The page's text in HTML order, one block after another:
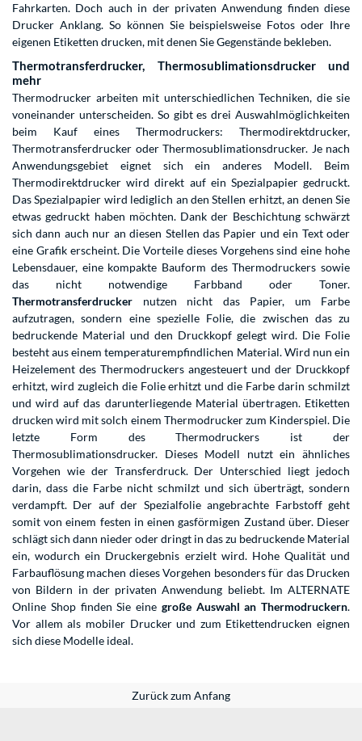
Fahrkarten. Doch auch in der privaten Anwendung finden diese
Drucker Anklang. So können Sie beispielsweise Fotos oder Ihre
eigenen Etiketten drucken, mit denen Sie Gegenstände bekleben.
Thermotransferdrucker, Thermosublimationsdrucker und
mehr
Thermodrucker arbeiten mit unterschiedlichen Techniken, die sie
voneinander unterscheiden. So gibt es drei Auswahlmöglichkeiten
beim Kauf eines Thermodruckers: Thermodirektdrucker,
Thermotransferdrucker oder Thermosublimationsdrucker. Je nach
Anwendungsgebiet eignet sich ein anderes Modell. Beim
Thermodirektdrucker wird direkt auf ein Spezialpapier gedruckt.
Das Spezialpapier wird lediglich an den Stellen erhitzt, an denen Sie
etwas gedruckt haben möchten. Dank der Beschichtung schwärzt
sich dann auch nur an diesen Stellen das Papier und ein Text oder
eine Grafik erscheint. Die Vorteile dieses Vorgehens sind eine hohe
Lebensdauer, eine kompakte Bauform des Thermodruckers sowie
das nicht notwendige Farbband oder Toner.
Thermotransferdrucker nutzen nicht das Papier, um Farbe
aufzutragen, sondern eine spezielle Folie, die zwischen das zu
bedruckende Material und den Druckkopf gelegt wird. Die Folie
besteht aus einem temperaturempfindlichen Material. Wird nun ein
Heizelement des Thermodruckers angesteuert und der Druckkopf
erhitzt, wird zugleich die Folie erhitzt und die Farbe darin schmilzt
und wird auf das darunterliegende Material übertragen. Etiketten
drucken wird mit solch einem Thermodrucker zum Kinderspiel. Die
letzte Form des Thermodruckers ist der
Thermosublimationsdrucker. Dieses Modell nutzt ein ähnliches
Vorgehen wie der Transferdruck. Der Unterschied liegt jedoch
darin, dass die Farbe nicht schmilzt und sich überträgt, sondern
verdampft. Der auf der Spezialfolie angebrachte Farbstoff geht
somit von einem festen in einen gasförmigen Zustand über. Dieser
schlägt sich dann nieder oder dringt in das zu bedruckende Material
ein, wodurch ein Druckergebnis erzielt wird. Hohe Qualität und
Farbauflösung machen dieses Vorgehen besonders für das Drucken
von Bildern in der privaten Anwendung beliebt. Im ALTERNATE
Online Shop finden Sie eine große Auswahl an Thermodruckern.
Vor allem als mobiler Drucker und zum Etikettendrucken eignen
sich diese Modelle ideal.
Zurück zum Anfang